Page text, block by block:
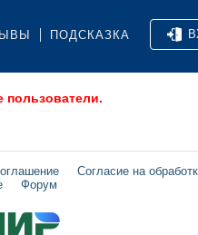
ПОДСКАЗКА
пользователи.
Согласие на
Форум